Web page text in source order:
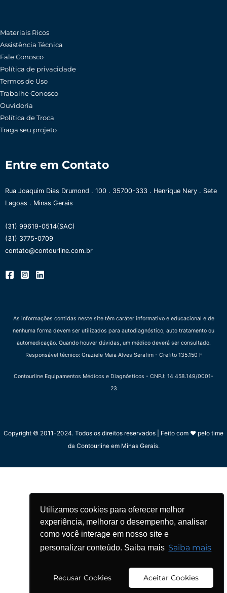
Utilizamos cookies para oferecer melhor
experiência, melhorar o desempenho, analisar
como você interage em nosso site e
personalizar conteúdo. Saiba mais Saiba mais
Recusar Cookies Aceitar Cookies
Utilizamos cookies para oferecer melhor
experiência, melhorar o desempenho, analisar
como você interage em nosso site e
personalizar conteúdo. Saiba mais Saiba mais
Recusar Cookies Aceitar Cookies
Materiais Ricos
Assistência Técnica
Fale Conosco
Política de privacidade
Termos de Uso
Trabalhe Conosco
Ouvidoria
Política de Troca
Traga seu projeto
Entre em Contato
Rua Joaquim Dias Drumond . 100 . 35700-333 . Henrique Nery . Sete
Lagoas . Minas Gerais
(31) 99619-0514(SAC)
(31) 3775-0709
contato@contourline.com.br
As informações contidas neste site têm caráter informativo e educacional e de
nenhuma forma devem ser utilizados para autodiagnóstico, auto tratamento ou
automedicação. Quando houver dúvidas, um médico deverá ser consultado.
Responsável técnico: Graziele Maia Alves Serafim - Crefito 135.150 F
Contourline Equipamentos Médicos e Diagnósticos - CNPJ: 14.458.149/0001-
23
Copyright © 2011-2024. Todos os direitos reservados | Feito com ❤ pelo time
da Contourline em Minas Gerais.